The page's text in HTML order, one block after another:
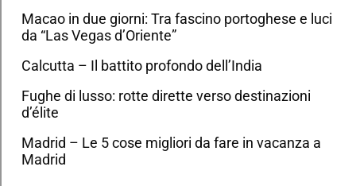
Macao in due giorni: Tra fascino portoghese e luci
da “Las Vegas d’Oriente”
Calcutta – Il battito profondo dell’India
Fughe di lusso: rotte dirette verso destinazioni
d’élite
Madrid – Le 5 cose migliori da fare in vacanza a
Madrid